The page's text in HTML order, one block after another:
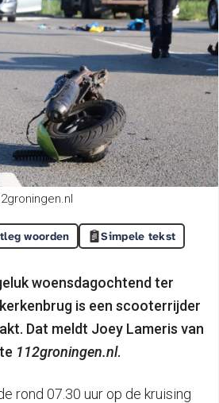
woorden Simpele tekst
woensdagochtend ter
is een scooterrijder
Dat meldt Joey Lameris van
112groningen.nl.
rond 07.30 uur op de kruising